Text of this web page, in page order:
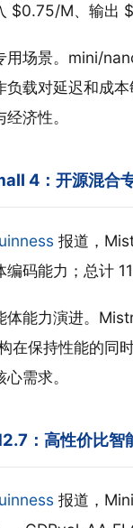
$0.75/M、输出
用场景。mini/
负载对延迟和成
济性。
4：开源混合
报道，
码能力；总计
体能力演进。
在保持性能的同
需求。
：高性价比智
报道，